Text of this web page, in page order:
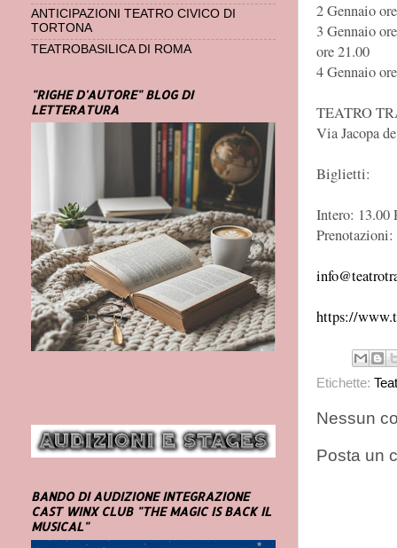
2 Gennaio
3 Gennaio
ore 21.00
4 Gennaio
TEATRO
Via Jacopa
Biglietti:
Intero: 13.00
Prenotazioni:
https://
Etichette:
Nessun
Posta un
ANTICIPAZIONI TEATRO CIVICO DI
TORTONA
TEATROBASILICA DI ROMA
"RIGHE D'AUTORE" BLOG DI
LETTERATURA
BANDO DI AUDIZIONE INTEGRAZIONE
CAST WINX CLUB "THE MAGIC IS BACK IL
MUSICAL"